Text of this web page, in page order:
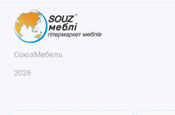
СоюзМебель
2026